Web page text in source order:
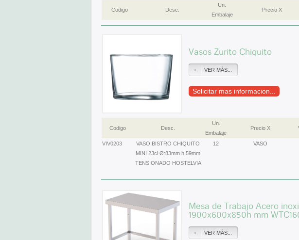
Codigo Desc.
Un.
Embalaje
Precio X
Vasos Zurito Chiquito
VER MÁS...
Solicitar mas informacion...
Codigo Desc.
Un.
Embalaje
Precio X
VIV0203
VASO BISTRO CHIQUITO
MINI 23cl Ø:83mm h:59mm
TENSIONADO HOSTELVIA
12 VASO
Mesa de Trabajo Acero
1900x600x850h mm
VER MÁS...